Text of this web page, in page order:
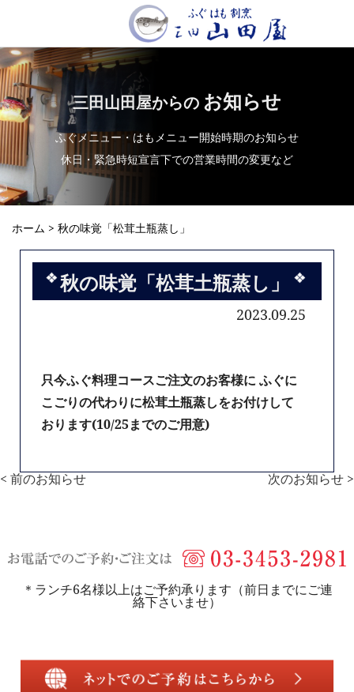
三田山田屋からの お知らせ
ふぐメニュー・はもメニュー開始時期のお知らせ
休日・緊急時短宣言下での営業時間の変更など
ホーム > 秋の味覚「松茸土瓶蒸し」
秋の味覚「松茸土瓶蒸し」
2023.09.25
只今ふぐ料理コースご注文のお客様に ふぐに
こごりの代わりに松茸土瓶蒸しをお付けして
おります(10/25までのご用意)
< 前のお知らせ 次のお知らせ >
＊ランチ6名様以上はご予約承ります（前日までにご連
絡下さいませ）